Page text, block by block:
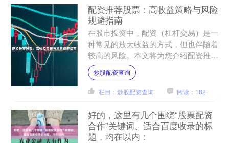
配资推荐股票：高收益策略与风险
规避指南
在股市投资中，配资（杠杆交易）是一
种常见的放大收益的方式，但也伴随着
较高的风险。本文将为您介绍配资推荐
股票的高收益策略，并提供风险规避的
实用指南，帮助您在追求高....
炒股配资查询
栏目：炒股配资查询 阅读：182
好的，这里有几个围绕“股票配资
合作”关键词、适合百度收录的标
题，均在以内：